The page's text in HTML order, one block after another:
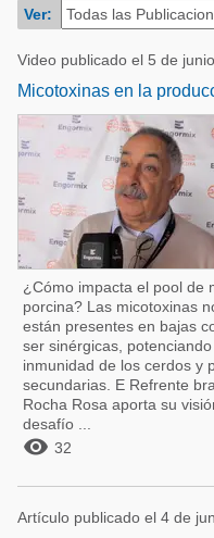
Ver:
Video publicado el 5 de
Micotoxinas en la
¿Cómo impacta el pool de
porcina? Las micotoxinas
están presentes en bajas
ser sinérgicas,
inmunidad de los cerdos y
secundarias. E Refrente
Rocha Rosa aporta su
desafío ...
 32
Artículo publicado el 4 de